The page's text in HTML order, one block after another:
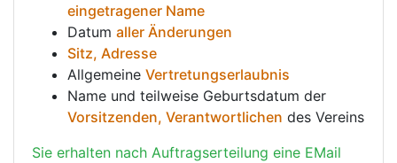
eingetragener Name
Datum aller Änderungen
Sitz, Adresse
Allgemeine Vertretungserlaubnis
Name und teilweise Geburtsdatum der
Vorsitzenden, Verantwortlichen des Vereins
Sie erhalten nach Auftragserteilung eine EMail